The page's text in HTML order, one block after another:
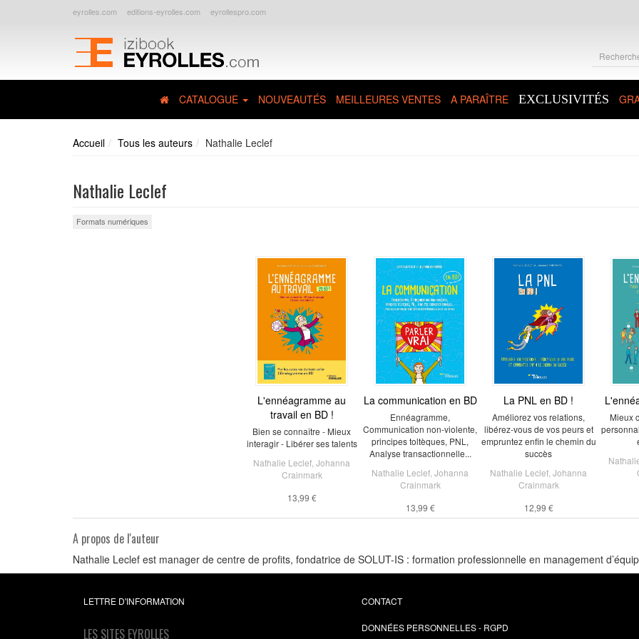
eyrolles.com editions-eyrolles.com eyrollespro.com
CATALOGUE NOUVEAUTÉS MEILLEURES VENTES A PARAÎTRE EXCLUSIVITÉS
Accueil Tous les auteurs Nathalie Leclef
Nathalie Leclef
Formats numériques
L'ennéagramme au
travail en BD !
Bien se connaître - Mieux
interagir - Libérer ses talents
Nathalie Leclef Johanna
Crainmark
13,99 €
La communication en BD
Ennéagramme,
Communication non-violente,
principes toltèques, PNL,
Analyse transactionnelle...
Nathalie Leclef Johanna
Crainmark
13,99 €
La PNL en BD !
Améliorez vos relations,
libérez-vous de vos peurs et
empruntez enfin le chemin du
succès
Nathalie Leclef Johanna
Crainmark
12,99 €
Mieux
A propos de l'auteur
Nathalie Leclef est manager de centre de profits, fondatrice de SOLUT-IS : formation professionnelle en management
LETTRE D'INFORMATION
LES SITES EYROLLES
CONTACT
DONNÉES PERSONNELLES - RGPD